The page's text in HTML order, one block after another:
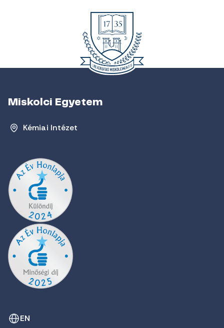
Miskolci Egyetem
Kémiai Intézet
EN